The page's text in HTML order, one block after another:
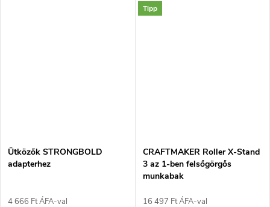
Ütközők STRONGBOLD
adapterhez
4 666 Ft ÁFA-val
Tipp
CRAFTMAKER Roller X-Stand
3 az 1-ben felsőgörgős
munkabak
16 497 Ft ÁFA-val